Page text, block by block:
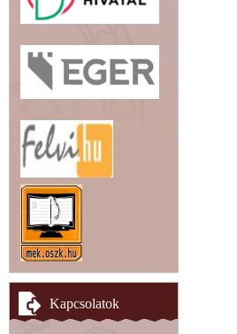
Kapcsolatok